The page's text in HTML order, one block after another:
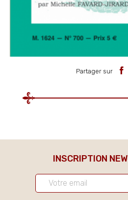
Partager sur
INSCRIPTION